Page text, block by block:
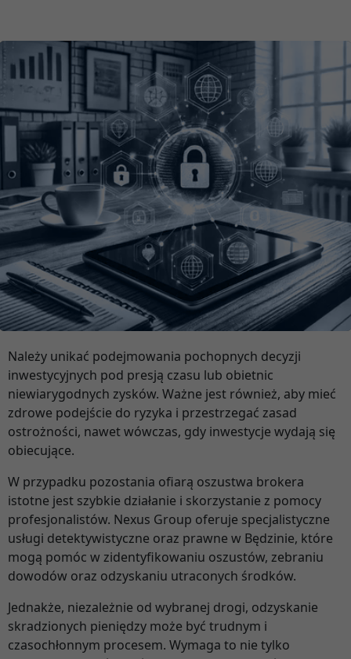
Należy unikać podejmowania pochopnych decyzji
inwestycyjnych pod presją czasu lub obietnic
niewiarygodnych zysków. Ważne jest również, aby mieć
zdrowe podejście do ryzyka i przestrzegać zasad
ostrożności, nawet wówczas, gdy inwestycje wydają się
obiecujące.
W przypadku pozostania ofiarą oszustwa brokera
istotne jest szybkie działanie i skorzystanie z pomocy
profesjonalistów. Nexus Group oferuje specjalistyczne
usługi detektywistyczne oraz prawne w Będzinie, które
mogą pomóc w zidentyfikowaniu oszustów, zebraniu
dowodów oraz odzyskaniu utraconych środków.
Jednakże, niezależnie od wybranej drogi, odzyskanie
skradzionych pieniędzy może być trudnym i
czasochłonnym procesem. Wymaga to nie tylko